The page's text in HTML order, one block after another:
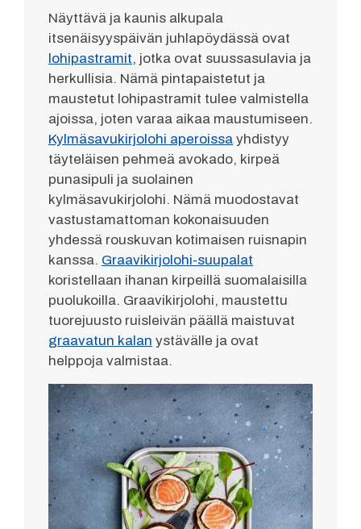
Näyttävä ja kaunis alkupala
itsenäisyyspäivän juhlapöydässä ovat
lohipastramit, jotka ovat suussasulavia ja
herkullisia. Nämä pintapaistetut ja
maustetut lohipastramit tulee valmistella
ajoissa, joten varaa aikaa maustumiseen.
Kylmäsavukirjolohi aperoissa yhdistyy
täyteläisen pehmeä avokado, kirpeä
punasipuli ja suolainen
kylmäsavukirjolohi. Nämä muodostavat
vastustamattoman kokonaisuuden
yhdessä rouskuvan kotimaisen ruisnapin
kanssa. Graavikirjolohi-suupalat
koristellaan ihanan kirpeillä suomalaisilla
puolukoilla. Graavikirjolohi, maustettu
tuorejuusto ruisleivän päällä maistuvat
graavatun kalan ystävälle ja ovat
helppoja valmistaa.